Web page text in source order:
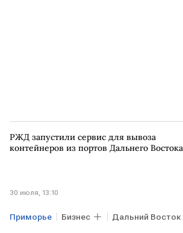
РЖД запустили сервис для вывоза
контейнеров из портов Дальнего Востока
30 июля, 13:10
Приморье Бизнес Дальний Восток